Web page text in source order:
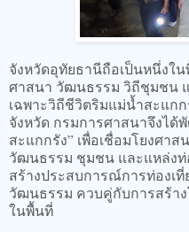
จังหวัดอุทัยธานีถือเป็นหนึ่งใ
ศาสนา วัฒนธรรม วิถีชุมชน
เฉพาะวิถีชีวิตริมแม่น้ำสะแก
จังหวัด กรมการศาสนาจึงได้
สะแกกรัง” เพื่อเชื่อมโยงศา
วัฒนธรรม ชุมชน และแหล่งท่
สร้างประสบการณ์การท่องเ
วัฒนธรรม ควบคู่กับการสร้า
ในพื้นที่